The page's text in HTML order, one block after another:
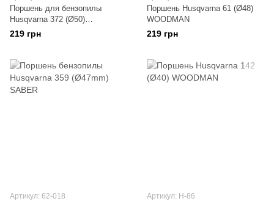
Поршень для бензопилы
Husqvarna 372 (Ø50)
WOODMAN
219 грн
Поршень Husqvarna 61 (Ø48)
WOODMAN
219 грн
Артикул: 62-018 Артикул: H-86